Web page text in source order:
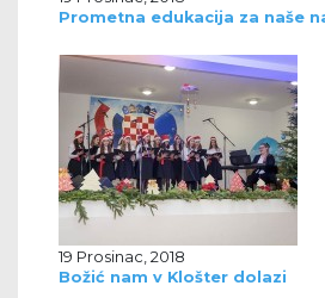
Prometna edukacija za naše
19 Prosinac, 2018
Božić nam v Klošter dolazi